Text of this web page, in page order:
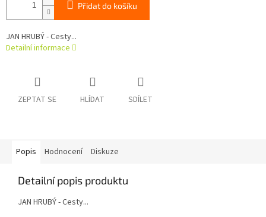
Přidat do košíku
JAN HRUBÝ - Cesty...
Detailní informace
ZEPTAT SE HLÍDAT SDÍLET
Popis Hodnocení Diskuze
Detailní popis produktu
JAN HRUBÝ - Cesty...